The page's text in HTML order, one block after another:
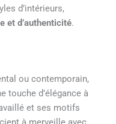
d’intérieurs,
et d’authenticité.
ou contemporain,
touche d’élégance à
et ses motifs